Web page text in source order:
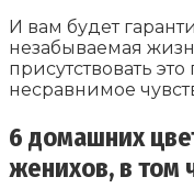
И вам будет
незабываемая
присутствовать
несравнимое
6 домашних
женихов, в том